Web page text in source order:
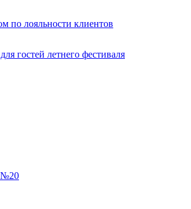
по лояльности клиентов
гостей летнего фестиваля
№20